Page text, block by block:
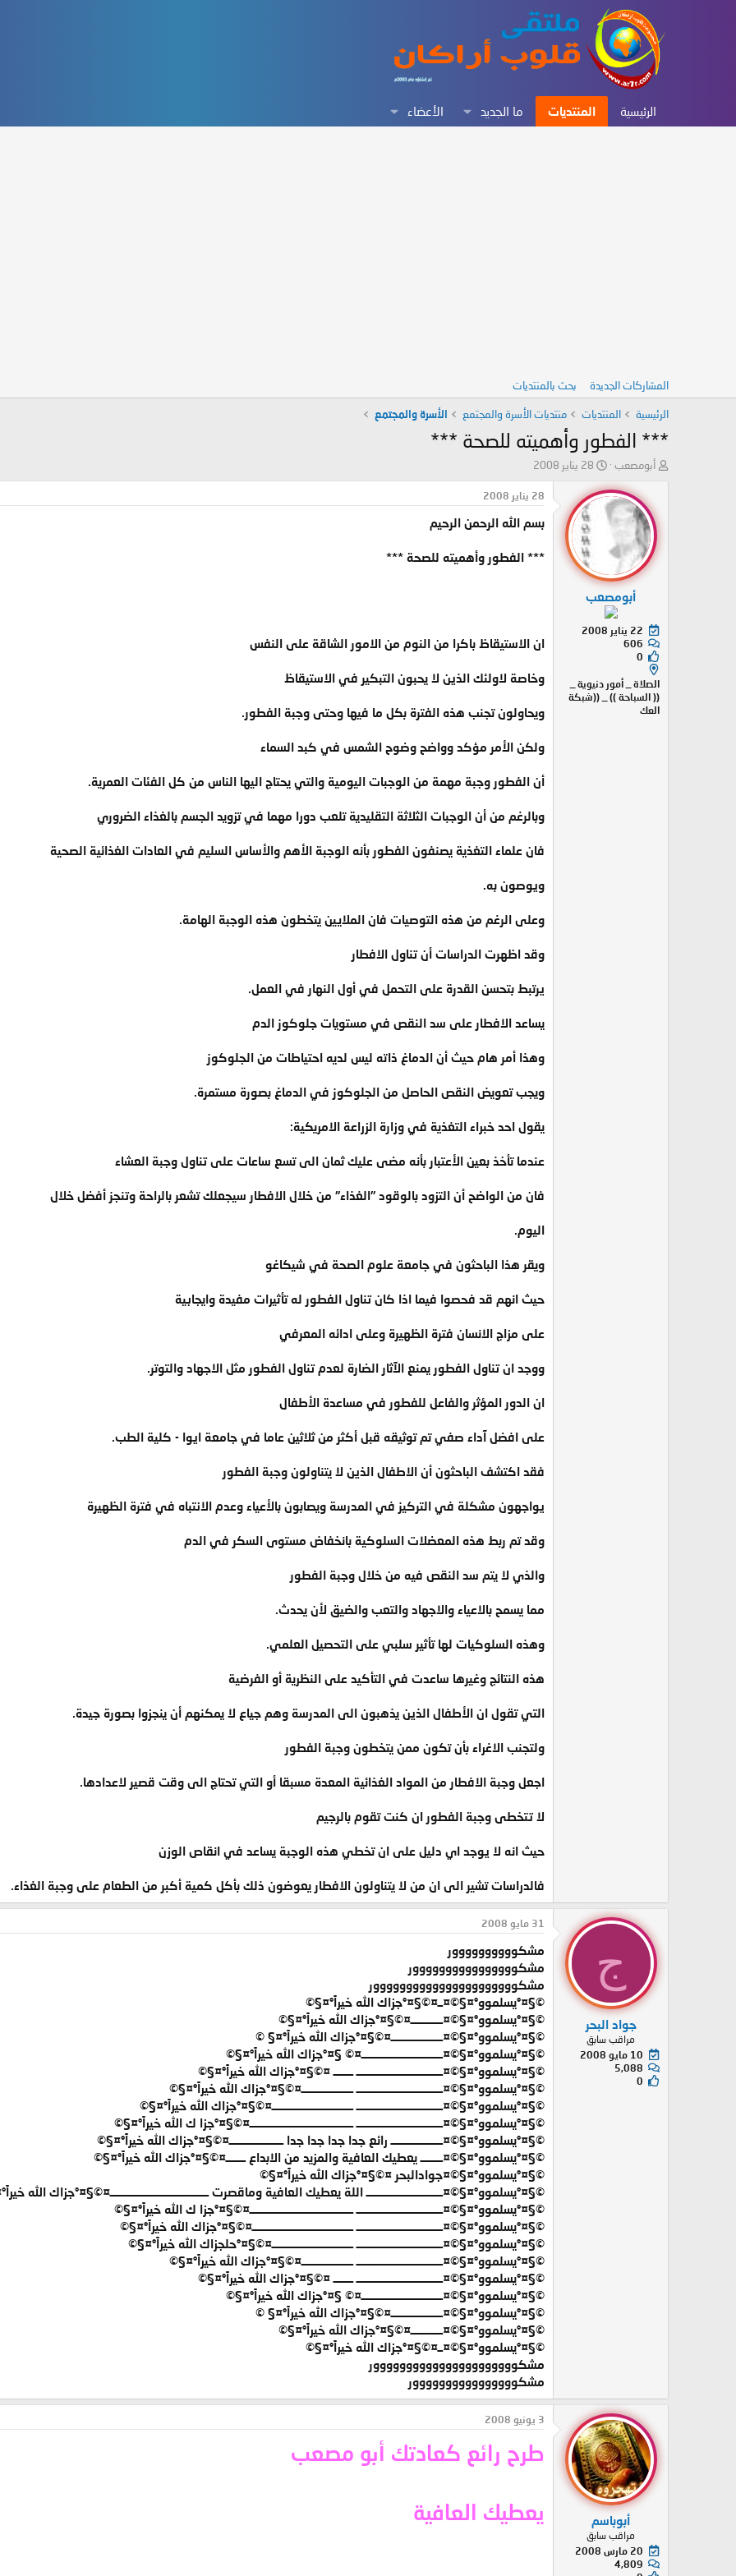
الرئيسية المنتديات ما الجديد الأعضاء
المشاركات الجديدة بحث بالمنتديات
الرئيسية المنتديات منتديات الأسرة والمجتمع الأسرة والمجتمع
*** الفطور وأهميته للصحة ***
ب
ئ
ا
ل
م
و
أبومصعب
ت
ر
خ
ب
د
ء
28 يناير 2008
أبومصعب
22 يناير 2008
606
0
الصلاة _ أمور دنيوية _
(( السباحة )) _ ((شبكة
العك
28 يناير 2008
بسم الله الرحمن الرحيم
*** الفطور وأهميته للصحة ***
ان الاستيقاظ باكرا من النوم من الامور الشاقة على النفس
وخاصة لاولئك الذين لا يحبون التبكير في الاستيقاظ
ويحاولون تجنب هذه الفترة بكل ما فيها وحتى وجبة الفطور.
ولكن الأمر مؤكد وواضح وضوح الشمس في كبد السماء
أن الفطور وجبة مهمة من الوجبات اليومية والتي يحتاج اليها الناس من كل الفئات العمرية.
وبالرغم من أن الوجبات الثلاثة التقليدية تلعب دورا مهما في تزويد الجسم بالغذاء الضروري
فان علماء التغذية يصنفون الفطور بأنه الوجبة الأهم والأساس السليم في العادات الغذائية الصحية
ويوصون به.
وعلى الرغم من هذه التوصيات فان الملايين يتخطون هذه الوجبة الهامة.
وقد اظهرت الدراسات أن تناول الافطار
يرتبط بتحسن القدرة على التحمل في أول النهار في العمل.
يساعد الافطار على سد النقص في مستويات جلوكوز الدم
وهذا أمر هام حيث أن الدماغ ذاته ليس لديه احتياطات من الجلوكوز
ويجب تعويض النقص الحاصل من الجلوكوز في الدماغ بصورة مستمرة.
يقول احد خبراء التغذية في وزارة الزراعة الامريكية:
عندما تأخذ بعين الأعتبار بأنه مضى عليك ثمان الى تسع ساعات على تناول وجبة العشاء
فان من الواضح أن التزود بالوقود "الغذاء" من خلال الافطار سيجعلك تشعر بالراحة وتنجز أفضل خلال
اليوم.
ويقر هذا الباحثون في جامعة علوم الصحة في شيكاغو
حيث انهم قد فحصوا فيما اذا كان تناول الفطور له تأثيرات مفيدة وايجابية
على مزاج الانسان فترة الظهيرة وعلى ادائه المعرفي
ووجد ان تناول الفطور يمنع الآثار الضارة لعدم تناول الفطور مثل الاجهاد والتوتر.
ان الدور المؤثر والفاعل للفطور في مساعدة الأطفال
على افضل آداء صفي تم توثيقه قبل أكثر من ثلاثين عاما في جامعة ايوا - كلية الطب.
فقد اكتشف الباحثون أن الاطفال الذين لا يتناولون وجبة الفطور
يواجهون مشكلة في التركيز في المدرسة ويصابون بالأعياء وعدم الانتباه في فترة الظهيرة
وقد تم ربط هذه المعضلات السلوكية بانخفاض مستوى السكر في الدم
والذي لا يتم سد النقص فيه من خلال وجبة الفطور
مما يسمح بالاعياء والاجهاد والتعب والضيق لأن يحدث.
وهذه السلوكيات لها تأثير سلبي على التحصيل العلمي.
هذه النتائج وغيرها ساعدت في التأكيد على النظرية أو الفرضية
التي تقول ان الأطفال الذين يذهبون الى المدرسة وهم جياع لا يمكنهم أن ينجزوا بصورة جيدة.
ولتجنب الاغراء بأن تكون ممن يتخطون وجبة الفطور
اجعل وجبة الافطار من المواد الغذائية المعدة مسبقا أو التي تحتاج الى وقت قصير لاعدادها.
لا تتخطى وجبة الفطور ان كنت تقوم بالرجيم
حيث انه لا يوجد اي دليل على ان تخطي هذه الوجبة يساعد في انقاص الوزن
فالدراسات تشير الى ان من لا يتناولون الافطار يعوضون ذلك بأكل كمية أكبر من الطعام على وجبة الغذاء.
ج
جواد البحر
مراقب سابق
10 مايو 2008
5,088
0
31 مايو 2008
مشكوووووووووور
مشكوووووووووووووووور
مشكوووووووووووووووووووووور
©§¤°يسلموو°¤§©¤ــ¤©§¤°جزاك الله خيراً°¤§©
©§¤°يسلموو°¤§©¤ـــــــــــــ¤©§¤°جزاك الله خيراً°¤§©
©§¤°يسلموو°¤§©¤ـــــــــــــــــــــ¤©§¤°جزاك الله خيراً°¤§ ©
©§¤°يسلموو°¤§©¤ـــــــــــــــــــــــــــــــــ¤© §¤°جزاك الله خيراً°¤§©
©§¤°يسلموو°¤§©¤ـــــــــــــــــــــــــــــــــــ ــــــــ ¤©§¤°جزاك الله خيراً°¤§©
©§¤°يسلموو°¤§©¤ـــــــــــــــــــــــــــــــــــ ـــــــــــــــــــــ¤©§¤°جزاك الله خيراً°¤§©
©§¤°يسلموو°¤§©¤ـــــــــــــــــــــــــــــــــــ ـــــــــــــــــــــــــــــــــ¤©§¤°جزاك الله خيراً°¤§©
©§¤°يسلموو°¤§©¤ـــــــــــــــــــــــــــــــــــ ــــــــــــــــــــــــــــــــــــــــــ¤©§¤°جزا ك الله خيراً°¤§©
©§¤°يسلموو°¤§©¤ـــــــــــــــــــــ رائع جدا جدا جدا جدا ــــــــــــــــــــــ¤©§¤°جزاك الله خيراً°¤§©
©§¤°يسلموو°¤§©¤ـــــــــ يعطيك العافية والمزيد من الابداع ــــــــ¤©§¤°جزاك الله خيراً°¤§©
©§¤°يسلموو°¤§©¤جوادالبحر ¤©§¤°جزاك الله خيراً°¤§©
©§¤°يسلموو°¤§©¤ـــــــــــــــــــــــــــــــ اللة يعطيك العافية وماقصرت ــــــــــــــــــــــــــــــــــــــــ¤©§¤°جزاك الله
©§¤°يسلموو°¤§©¤ـــــــــــــــــــــــــــــــــــ ــــــــــــــــــــــــــــــــــــــــــ¤©§¤°جزا ك الله خيراً°¤§©
©§¤°يسلموو°¤§©¤ـــــــــــــــــــــــــــــــــــ ـــــــــــــــــــــــــــــــــــــــــ¤©§¤°جزاك الله خيراً°¤§©
©§¤°يسلموو°¤§©¤ـــــــــــــــــــــــــــــــــــ ـــــــــــــــــــــــــــــــــ¤©§¤°حلجزاك الله خيراً°¤§©
©§¤°يسلموو°¤§©¤ـــــــــــــــــــــــــــــــــــ ـــــــــــــــــــــ¤©§¤°جزاك الله خيراً°¤§©
©§¤°يسلموو°¤§©¤ـــــــــــــــــــــــــــــــــــ ــــــــ ¤©§¤°جزاك الله خيراً°¤§©
©§¤°يسلموو°¤§©¤ـــــــــــــــــــــــــــــــــ¤© §¤°جزاك الله خيراً°¤§©
©§¤°يسلموو°¤§©¤ـــــــــــــــــــــ¤©§¤°جزاك الله خيراً°¤§ ©
©§¤°يسلموو°¤§©¤ـــــــــــــ¤©§¤°جزاك الله خيراً°¤§©
©§¤°يسلموو°¤§©¤ــ¤©§¤°جزاك الله خيراً°¤§©
مشكوووووووووووووووووووووور
مشكوووووووووووووووور
أبوباسم
مراقب سابق
20 مارس 2008
4,809
3 يونيو 2008
طرح رائع كعادتك أبو مصعب
يعطيك العافية